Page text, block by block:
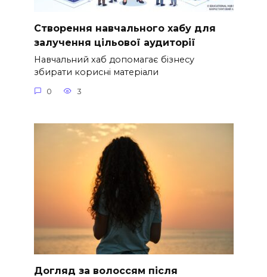
Створення навчального хабу для
залучення цільової аудиторії
Навчальний хаб допомагає бізнесу
збирати корисні матеріали
0 3
Догляд за волоссям після